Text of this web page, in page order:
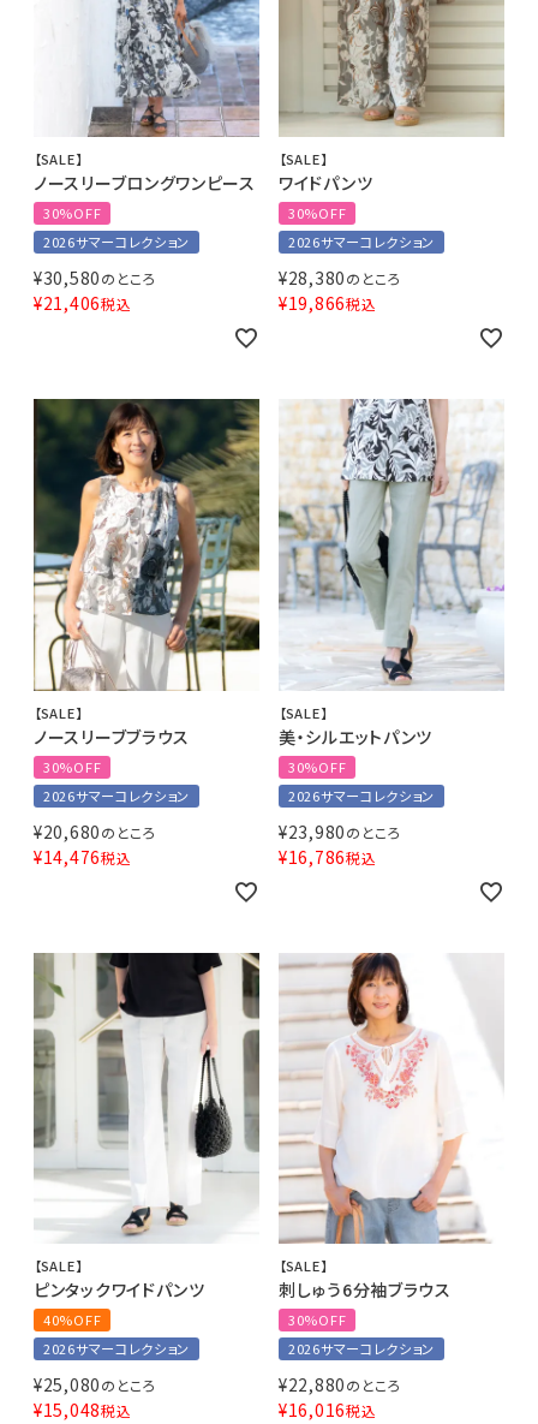
【SALE】
ノースリーブロングワンピース
30%OFF
2026サマーコレクション
¥30,580のところ
¥21,406税込
【SALE】
ワイドパンツ
30%OFF
2026サマーコレクション
¥28,380のところ
¥19,866税込
【SALE】
ノースリーブブラウス
30%OFF
2026サマーコレクション
¥20,680のところ
¥14,476税込
【SALE】
美・シルエットパンツ
30%OFF
2026サマーコレクション
¥23,980のところ
¥16,786税込
【SALE】
ピンタックワイドパンツ
40%OFF
2026サマーコレクション
¥25,080のところ
¥15,048税込
【SALE】
刺しゅう6分袖ブラウス
30%OFF
2026サマーコレクション
¥22,880のところ
¥16,016税込